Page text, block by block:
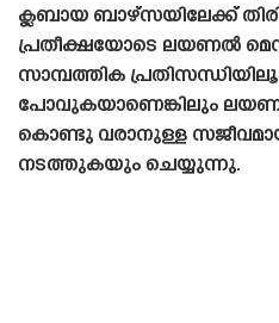
ക്ലബായ ബാഴ്‌സയിലേക്ക്
പ്രതീക്ഷയോടെ ലയണൽ
സാമ്പത്തിക
പോവുകയാണെങ്കിലും
കൊണ്ടു വരാനുള്ള
നടത്തുകയും ചെയ്യുന്നു.